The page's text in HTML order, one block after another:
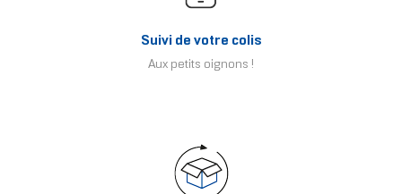
Suivi de votre colis
Aux petits oignons !